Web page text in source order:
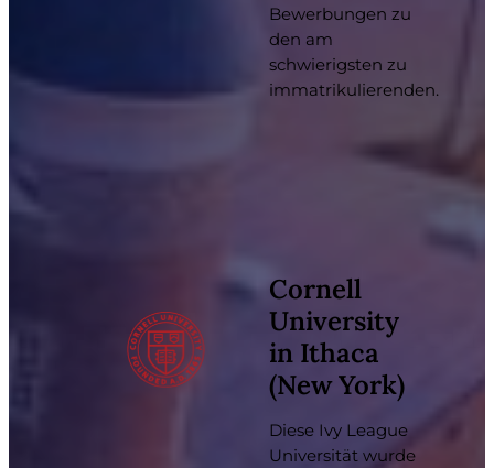
Bewerbungen zu
den am
schwierigsten zu
immatrikulierenden.
Cornell
University
in Ithaca
(New York)
Diese Ivy League
Universität wurde